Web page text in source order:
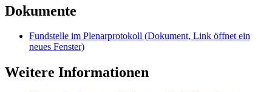
Dokumente
Fundstelle im Plenarprotokoll (Dokument, Link öffnet ein
neues Fenster)
Weitere Informationen